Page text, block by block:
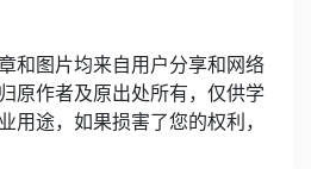
和图片均来自用户分享和网络
原作者及原出处所有，仅供学
用途，如果损害了您的权利，